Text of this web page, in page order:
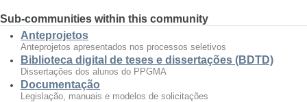
Sub-communities within this community
Anteprojetos
Anteprojetos apresentados nos processos seletivos
Biblioteca digital de teses e dissertações (BDTD)
Dissertações dos alunos do PPGMA
Documentação
Legislação, manuais e modelos de solicitações